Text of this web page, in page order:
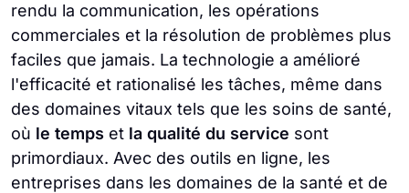
rendu la communication, les opérations
commerciales et la résolution de problèmes plus
faciles que jamais. La technologie a amélioré
l'efficacité et rationalisé les tâches, même dans
des domaines vitaux tels que les soins de santé,
où le temps et la qualité du service sont
primordiaux. Avec des outils en ligne, les
entreprises dans les domaines de la santé et de